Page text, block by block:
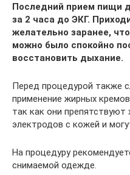
Последний прием пищи
за 2 часа до ЭКГ.
желательно заранее,
можно было спокойно
восстановить дыхание.
Перед процедурой также
применение жирных
так как они
электродов с кожей и
На процедуру
снимаемой одежде.